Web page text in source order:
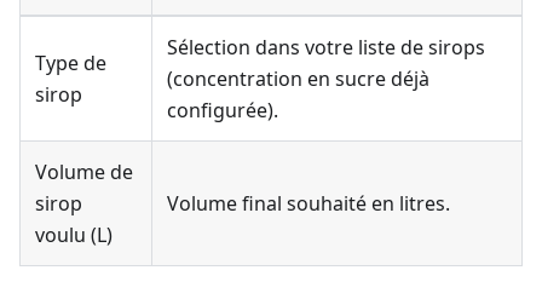
Type de
sirop
Sélection dans votre liste de sirops
(concentration en sucre déjà
configurée).
Volume de
sirop
voulu (L)
Volume final souhaité en litres.